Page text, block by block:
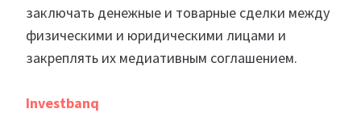
заключать денежные и товарные сделки между
физическими и юридическими лицами и
закреплять их медиативным соглашением.
Investbanq